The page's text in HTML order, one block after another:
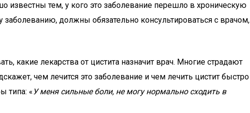
известны тем, у кого это заболевание перешло в хроническую
должны обязательно консультироваться с врачом,
лекарства от цистита назначит врач. Многие страдают
чем лечится это заболевание и чем лечить цистит быстро
типа: «У меня сильные боли, не могу нормально сходить в